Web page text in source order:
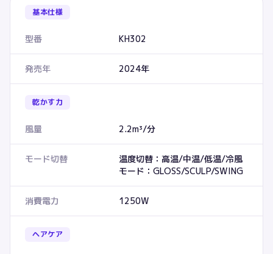
基本仕様
型番 KH302
発売年 2024年
乾かす力
風量 2.2m³/分
モード切替
温度切替：高温/中温/低温/冷風
モード：GLOSS/SCULP/SWING
消費電力 1250W
ヘアケア